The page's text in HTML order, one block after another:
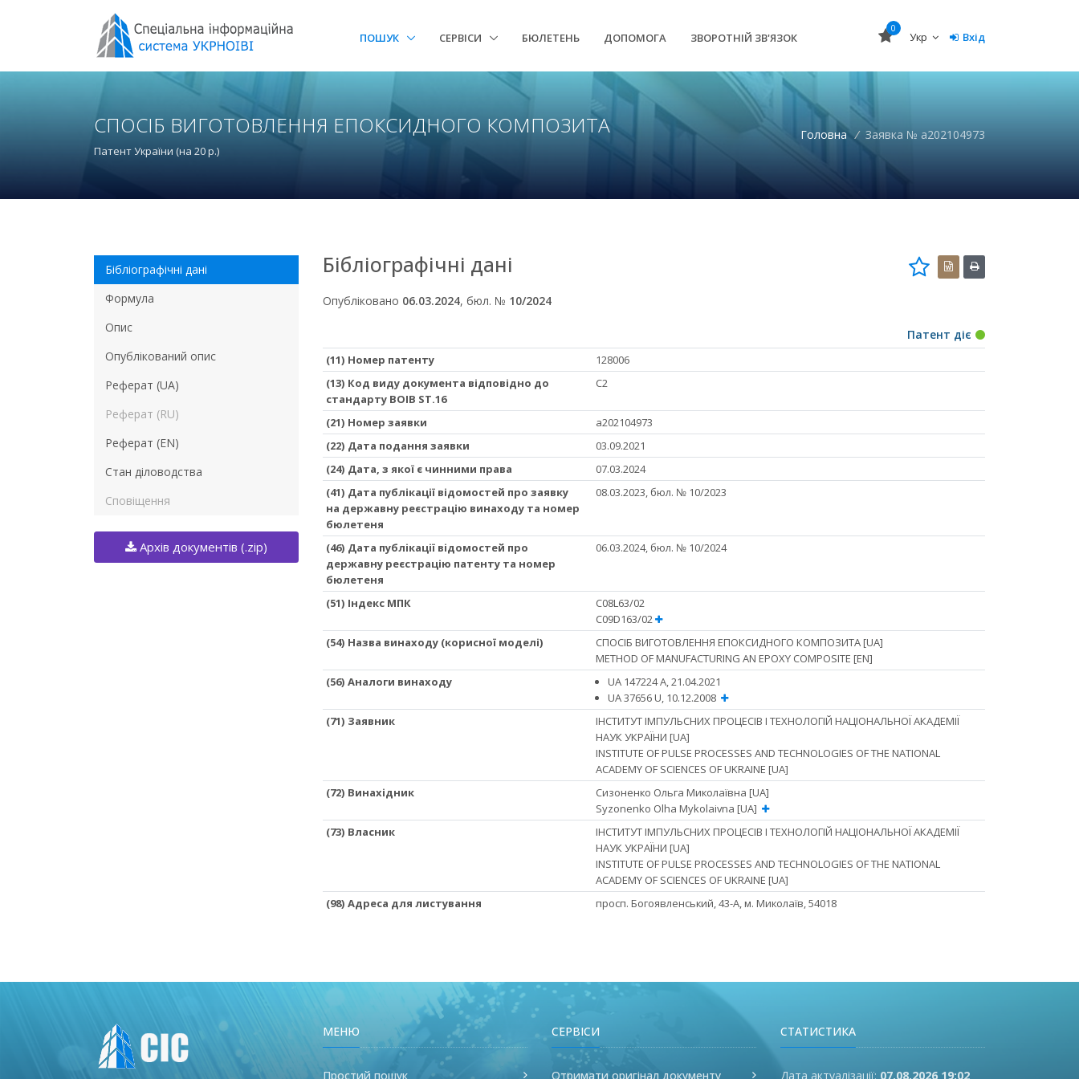
ПОШУК СЕРВІСИ БЮЛЕТЕНЬ ДОПОМОГА ЗВОРОТНІЙ ЗВ'ЯЗОК
0
Укр Вхід
СПОСІБ ВИГОТОВЛЕННЯ ЕПОКСИДНОГО КОМПОЗИТА
Патент України (на 20 р.)
Головна / Заявка № a202104973
Бібліографічні дані
Формула
Опис
Опублікований опис
Реферат (UA)
Реферат (RU)
Реферат (EN)
Стан діловодства
Сповіщення
Архів документів (.zip)
Бібліографічні дані
Опубліковано 06.03.2024, бюл. № 10/2024
Патент діє
(11) Номер патенту
128006
(13) Код виду документа відповідно до
стандарту ВОІВ ST.16
C2
(21) Номер заявки
a202104973
(22) Дата подання заявки
03.09.2021
(24) Дата, з якої є чинними права
07.03.2024
(41) Дата публікації відомостей про заявку
на державну реєстрацію винаходу та номер
бюлетеня
08.03.2023, бюл. № 10/2023
(46) Дата публікації відомостей про
державну реєстрацію патенту та номер
бюлетеня
06.03.2024, бюл. № 10/2024
(51) Iндекс МПК
C08L63/02
C09D163/02
(54) Назва винаходу (корисної моделі)
СПОСІБ ВИГОТОВЛЕННЯ ЕПОКСИДНОГО КОМПОЗИТА [UA]
METHOD OF MANUFACTURING AN EPOXY COMPOSITE [EN]
(56) Аналоги винаходу
UA 147224 A, 21.04.2021
UA 37656 U, 10.12.2008
(71) Заявник
ІНСТИТУТ ІМПУЛЬСНИХ ПРОЦЕСІВ І ТЕХНОЛОГІЙ НАЦІОНАЛЬНОЇ АКАДЕМІЇ
НАУК УКРАЇНИ [UA]
INSTITUTE OF PULSE PROCESSES AND TECHNOLOGIES OF THE NATIONAL
ACADEMY OF SCIENCES OF UKRAINE [UA]
(72) Винахідник
Сизоненко Ольга Миколаївна [UA]
Syzonenko Olha Mykolaivna [UA]
(73) Власник
ІНСТИТУТ ІМПУЛЬСНИХ ПРОЦЕСІВ І ТЕХНОЛОГІЙ НАЦІОНАЛЬНОЇ АКАДЕМІЇ
НАУК УКРАЇНИ [UA]
INSTITUTE OF PULSE PROCESSES AND TECHNOLOGIES OF THE NATIONAL
ACADEMY OF SCIENCES OF UKRAINE [UA]
(98) Адреса для листування
просп. Богоявленський, 43-А, м. Миколаїв, 54018
МЕНЮ
Простий пошук
СЕРВІСИ
Отримати оригінал документу
СТАТИСТИКА
Дата актуалізації: 07.08.2026 19:02